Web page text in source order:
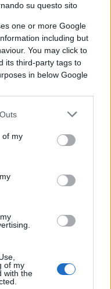
su questo sito
one or more Google
including but
You may click to
its third-party tags to
in below Google
of my
of my
with the
della violenza
essere in
sfociare
di una ragazza?
vittima di molestie
adulto? Che
tutti e
delle
delle nostre
chi esercita una
parole hanno ampia
formazione ai valori
di una serena